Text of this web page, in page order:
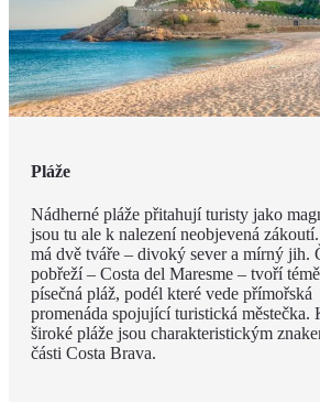
Pláže
Nádherné pláže přitahují turisty jako
jsou tu ale k nalezení neobjevená
má dvě tváře – divoký sever a mírný jih.
pobřeží – Costa del Maresme – tvoří
písečná pláž, podél které vede přímořská
promenáda spojující turistická městečka.
široké pláže jsou charakteristickým
části Costa Brava.